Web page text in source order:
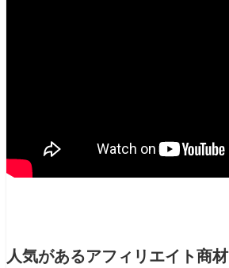
人気があるアフィリエイト商材